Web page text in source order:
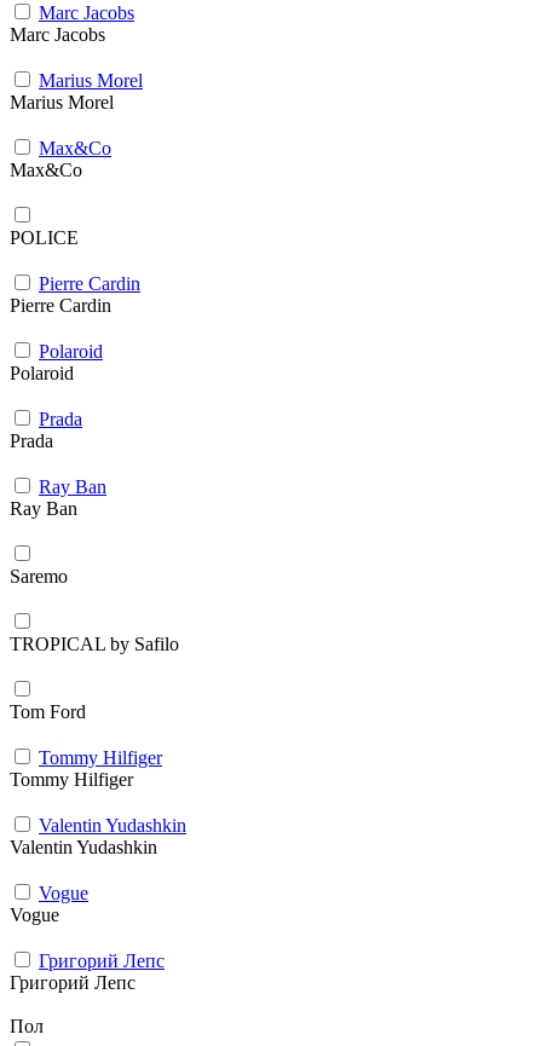
Marc Jacobs
Marc Jacobs
Marius Morel
Marius Morel
Max&Co
Max&Co
POLICE
Pierre Cardin
Pierre Cardin
Polaroid
Polaroid
Prada
Prada
Ray Ban
Ray Ban
Saremo
TROPICAL by Safilo
Tom Ford
Tommy Hilfiger
Tommy Hilfiger
Valentin Yudashkin
Valentin Yudashkin
Vogue
Vogue
Григорий Лепс
Григорий Лепс
Пол